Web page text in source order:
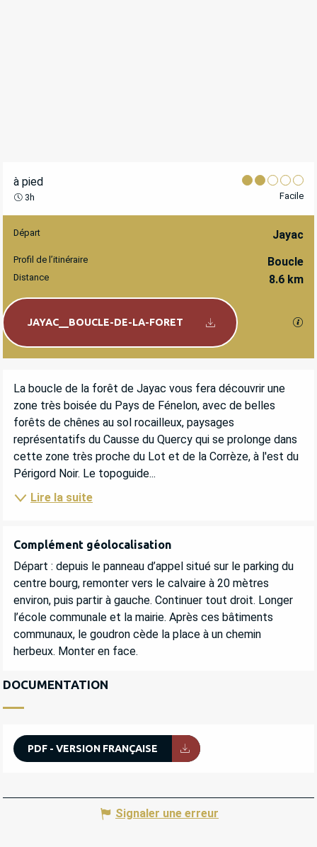
à pied
3h Facile
INFORMATIONS PRATIQUES
Départ Jayac
Profil de l’itinéraire Boucle
Distance 8.6 km
Documentation
JAYAC__BOUCLE-DE-LA-FORET
DESCRIPTION
La boucle de la forêt de Jayac vous fera découvrir une
zone très boisée du Pays de Fénelon, avec de belles
forêts de chênes au sol rocailleux, paysages
représentatifs du Causse du Quercy qui se prolonge dans
cette zone très proche du Lot et de la Corrèze, à l'est du
Périgord Noir. Le topoguide...
Lire la suite
Complément géolocalisation
Complément géolocalisation
Départ : depuis le panneau d’appel situé sur le parking du
centre bourg, remonter vers le calvaire à 20 mètres
environ, puis partir à gauche. Continuer tout droit. Longer
l’école communale et la mairie. Après ces bâtiments
communaux, le goudron cède la place à un chemin
herbeux. Monter en face.
DOCUMENTATION
PDF - VERSION FRANÇAISE
Signaler une erreur